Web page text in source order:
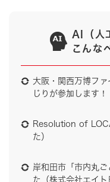
AI（人
こんな
大阪・関西万博ファ
じりが参加します！
Resolution of
た）
岸和田市「市内丸
た（株式会社エイト